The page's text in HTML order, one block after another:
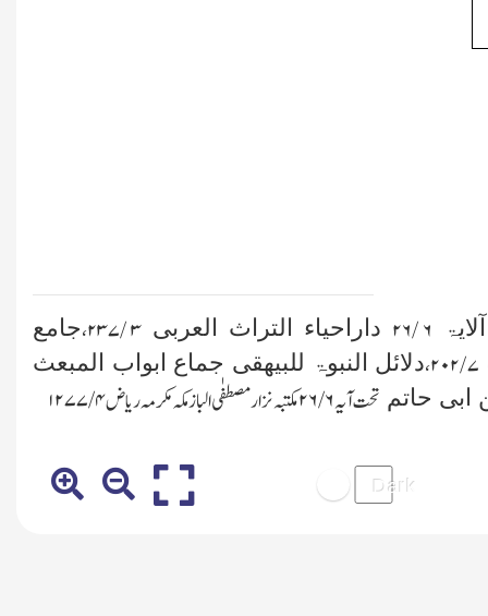
۶ /۲۶ داراحیاء التراث العربی ۳ /۲۳۷،
جامع
۷ /۲۰۲،
دلائل النبوۃ للبیھقی جماع ابواب المبعث
ابی حاتم تحت آیہ۶/ ۲۶ مکتبہ نزار مصطفٰی البازمکہ مکرمہ ریاض۴ /۱۲۷۷